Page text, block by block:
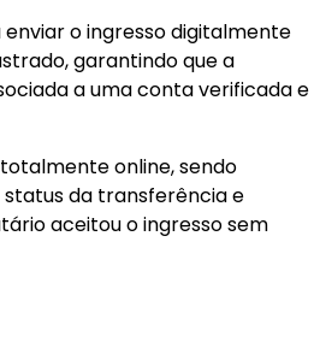
o ingresso digitalmente
garantindo que a
a uma conta verificada e
online, sendo
da transferência e
aceitou o ingresso sem